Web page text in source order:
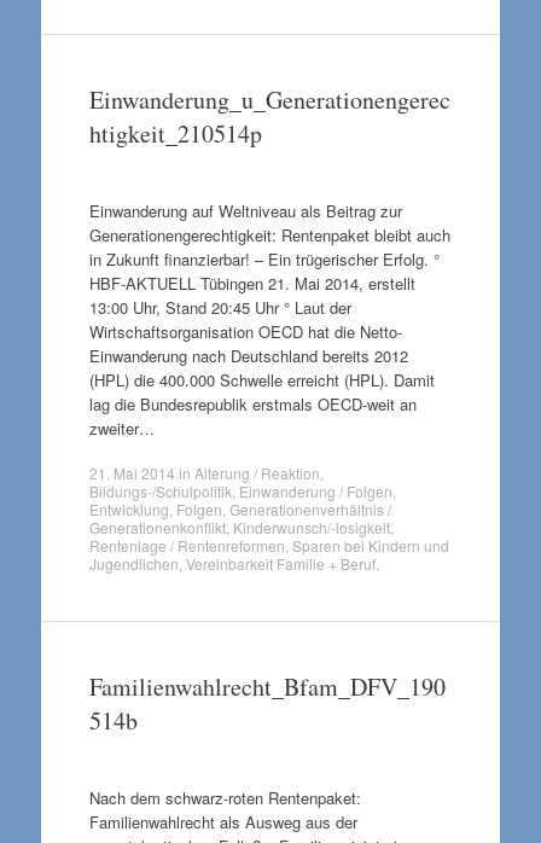
Einwanderung_u_Generationengerec
htigkeit_210514p
Einwanderung auf Weltniveau als Beitrag zur
Generationengerechtigkeit: Rentenpaket bleibt auch
in Zukunft finanzierbar! – Ein trügerischer Erfolg. °
HBF-AKTUELL Tübingen 21. Mai 2014, erstellt
13:00 Uhr, Stand 20:45 Uhr ° Laut der
Wirtschaftsorganisation OECD hat die Netto-
Einwanderung nach Deutschland bereits 2012
(HPL) die 400.000 Schwelle erreicht (HPL). Damit
lag die Bundesrepublik erstmals OECD-weit an
zweiter…
21. Mai 2014 in Alterung / Reaktion
Bildungs-/Schulpolitik Einwanderung / Folgen
Entwicklung Folgen Generationenverhältnis /
Generationenkonflikt, Kinderwunsch/-losigkeit,
Rentenlage / Rentenreformen Sparen bei Kindern und
Jugendlichen Vereinbarkeit Familie + Beruf.
Familienwahlrecht_Bfam_DFV_190
514b
Nach dem schwarz-roten Rentenpaket:
Familienwahlrecht als Ausweg aus der